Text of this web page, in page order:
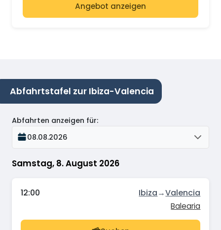
Angebot anzeigen
Abfahrtstafel zur Ibiza-Valencia
Samstag, 8. August 2026
Abfahrten anzeigen für:
08.08.2026
12:00 Ibiza→Valencia
Balearia